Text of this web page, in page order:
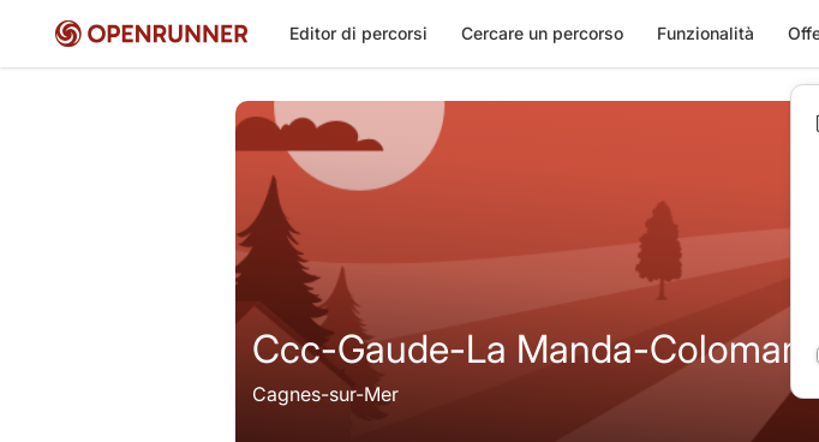
Editor di percorsi Cercare un percorso Funzionalità
Ccc-Gaude-La Manda-
Cagnes-sur-Mer